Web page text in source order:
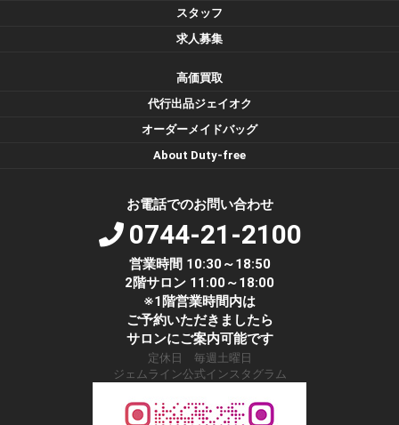
スタッフ
求人募集
高価買取
代行出品ジェイオク
オーダーメイドバッグ
About Duty-free
お電話でのお問い合わせ
0744-21-2100
営業時間 10:30～18:50
2階サロン 11:00～18:00
※1階営業時間内は
ご予約いただきましたら
サロンにご案内可能です
定休日 毎週土曜日
ジェムライン公式インスタグラム